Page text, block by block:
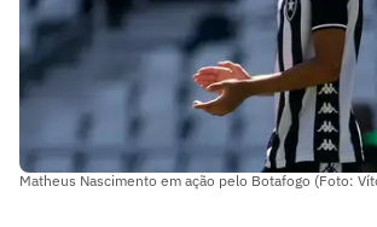
Matheus Nascimento em ação pelo Botafogo (Foto: